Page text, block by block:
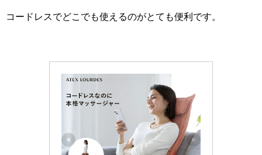
コードレスでどこでも使えるのがとても便利です。